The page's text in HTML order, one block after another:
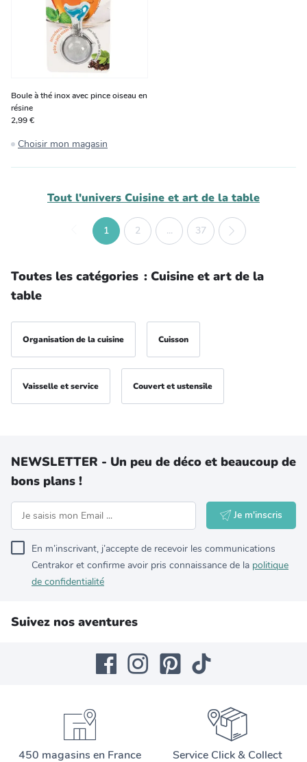
Boule à thé inox avec pince oiseau en
résine
2,99 €
Choisir mon magasin
Tout l'univers Cuisine et art de la table
1 2 ... 37
Toutes les catégories : Cuisine et art de la
table
Organisation de la cuisine Cuisson
Vaisselle et service Couvert et ustensile
NEWSLETTER - Un peu de déco et beaucoup de
bons plans !
Je m'inscris
En m’inscrivant, j’accepte de recevoir les communications
Centrakor et confirme avoir pris connaissance de la politique
de confidentialité
Suivez nos aventures
450 magasins en France
Service Click & Collect